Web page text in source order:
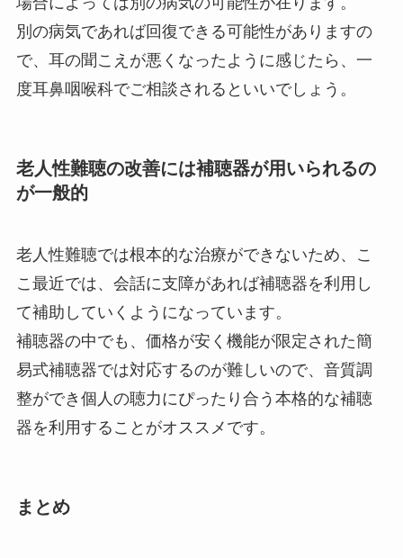
別の病気であれば回復できる可能性がありますの
で、耳の聞こえが悪くなったように感じたら、一
度耳鼻咽喉科でご相談されるといいでしょう。
老人性難聴の改善には補聴器が用いられるの
が一般的
老人性難聴では根本的な治療ができないため、こ
こ最近では、会話に支障があれば補聴器を利用し
て補助していくようになっています。
補聴器の中でも、価格が安く機能が限定された簡
易式補聴器では対応するのが難しいので、音質調
整ができ個人の聴力にぴったり合う本格的な補聴
器を利用することがオススメです。
まとめ